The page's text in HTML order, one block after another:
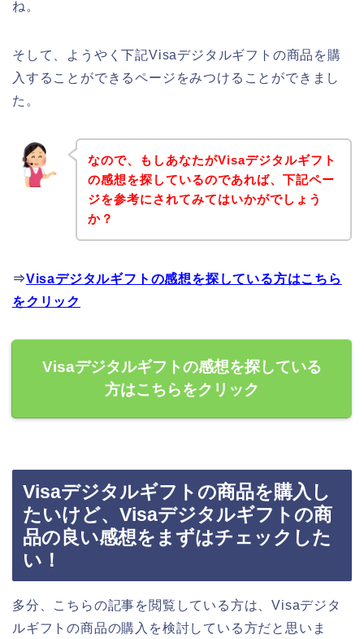
ね。
そして、ようやく下記Visaデジタルギフトの商品を購
入することができるページをみつけることができまし
た。
なので、もしあなたがVisaデジタルギフト
の感想を探しているのであれば、下記ペー
ジを参考にされてみてはいかがでしょう
か？
⇒Visaデジタルギフトの感想を探している方はこちら
をクリック
Visaデジタルギフトの感想を探している
方はこちらをクリック
Visaデジタルギフトの商品を購入し
たいけど、Visaデジタルギフトの商
品の良い感想をまずはチェックした
い！
多分、こちらの記事を閲覧している方は、Visaデジタ
ルギフトの商品の購入を検討している方だと思いま